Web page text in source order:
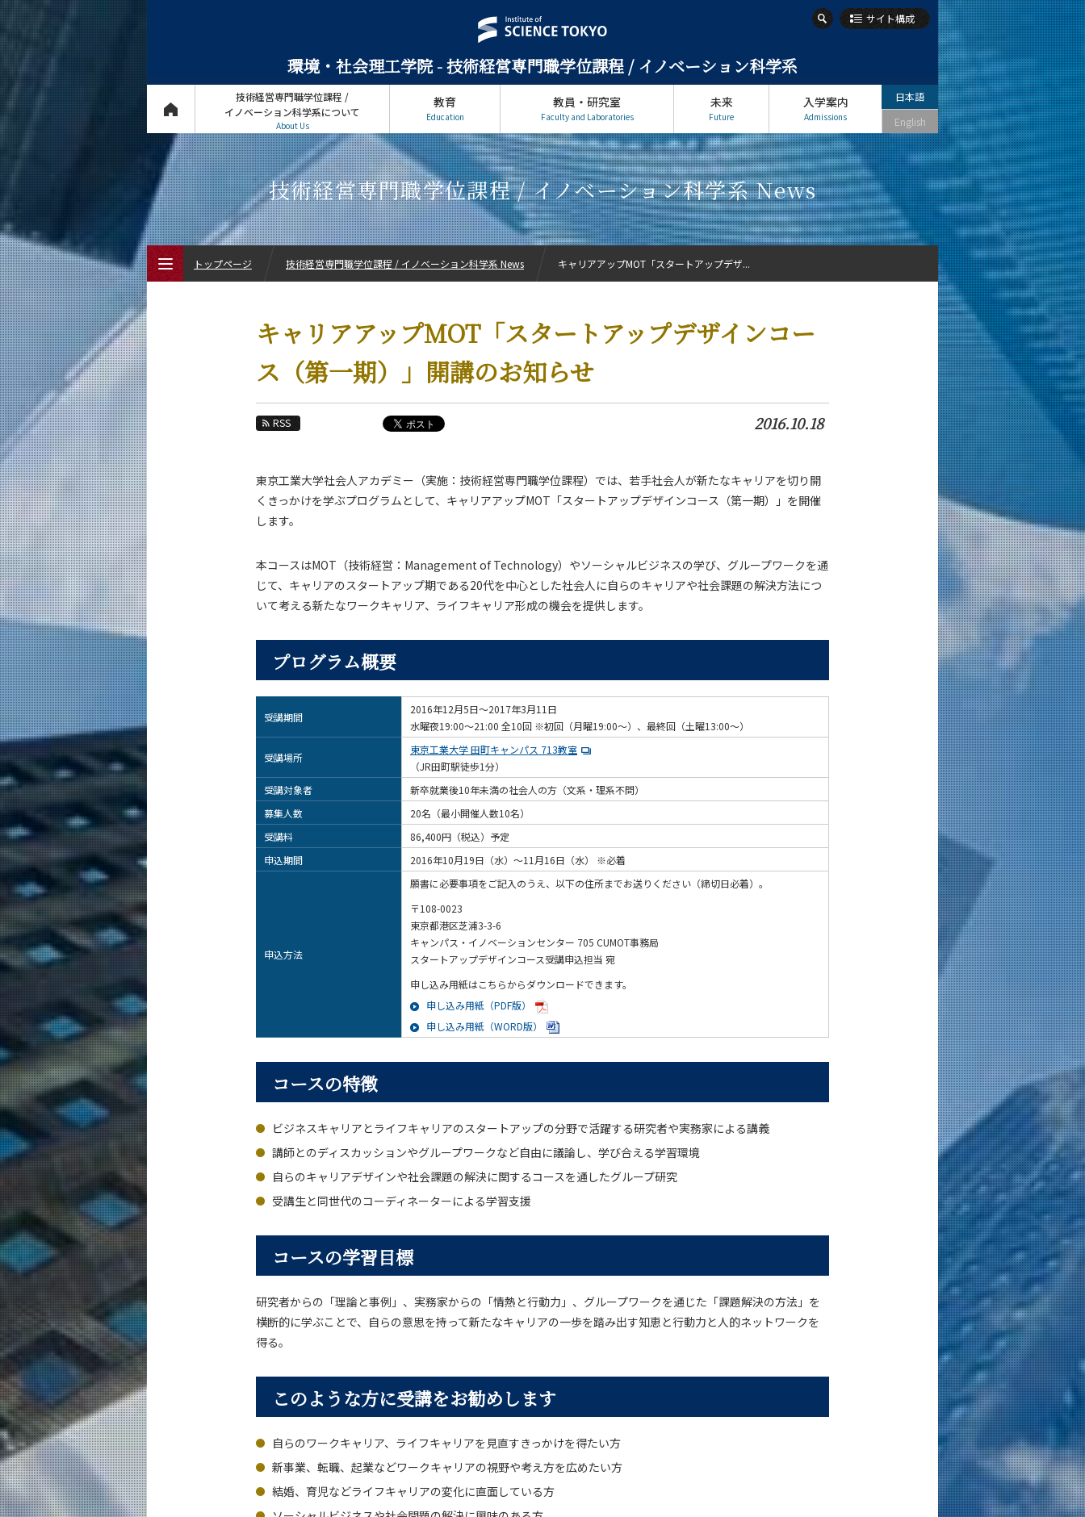
環境・社会理工学院 -技術経営専門職学位課程 / イノベーション科学系
サイト構成
技術経営専門職学位課程 /
イノベーション科学系について
About Us
教育
Education
教員・研究室
Faculty and Laboratories
未来
Future
入学案内
Admissions
日本語
English
技術経営専門職学位課程 / イノベーション科学系 News
キャリアアップMOT「スタートアップデザインコー
ス（第一期）」開講のお知らせ
RSS 2016.10.18
東京工業大学社会人アカデミー（実施：技術経営専門職学位課程）では、若手社会人が新たなキャリアを切り開
くきっかけを学ぶプログラムとして、キャリアアップMOT「スタートアップデザインコース（第一期）」を開催
します。
本コースはMOT（技術経営：Management of Technology）やソーシャルビジネスの学び、グループワークを通
じて、キャリアのスタートアップ期である20代を中心とした社会人に自らのキャリアや社会課題の解決方法につ
いて考える新たなワークキャリア、ライフキャリア形成の機会を提供します。
プログラム概要
受講期間
2016年12月5日～2017年3月11日
水曜夜19:00～21:00 全10回 ※初回（月曜19:00～）、最終回（土曜13:00～）
受講場所
東京工業大学 田町キャンパス 713教室
（JR田町駅徒歩1分）
受講対象者
新卒就業後10年未満の社会人の方（文系・理系不問）
募集人数
20名（最小開催人数10名）
受講料
86,400円（税込）予定
申込期間
2016年10月19日（水）～11月16日（水） ※必着
申込方法
願書に必要事項をご記入のうえ、以下の住所までお送りください（締切日必着）。
〒108-0023
東京都港区芝浦3-3-6
キャンパス・イノベーションセンター 705 CUMOT事務局
スタートアップデザインコース受講申込担当 宛
申し込み用紙はこちらからダウンロードできます。
申し込み用紙（PDF版）
申し込み用紙（WORD版）
コースの特徴
ビジネスキャリアとライフキャリアのスタートアップの分野で活躍する研究者や実務家による講義
講師とのディスカッションやグループワークなど自由に議論し、学び合える学習環境
自らのキャリアデザインや社会課題の解決に関するコースを通したグループ研究
受講生と同世代のコーディネーターによる学習支援
コースの学習目標
研究者からの「理論と事例」、実務家からの「情熱と行動力」、グループワークを通じた「課題解決の方法」を
横断的に学ぶことで、自らの意思を持って新たなキャリアの一歩を踏み出す知恵と行動力と人的ネットワークを
得る。
このような方に受講をお勧めします
自らのワークキャリア、ライフキャリアを見直すきっかけを得たい方
新事業、転職、起業などワークキャリアの視野や考え方を広めたい方
結婚、育児などライフキャリアの変化に直面している方
トップページ 技術経営専門職学位課程 / イノベーション科学系 News キャリアアップMOT「スタートアップデザ...
技術経営専門職学位課程 / イノベーション科学系について
技術経営専門職学位課程 / イノベーション科学系 News
イベントカレンダー